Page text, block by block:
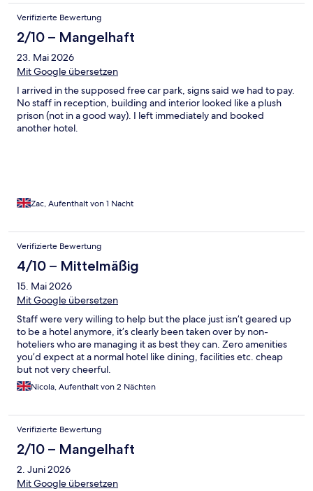
Verifizierte Bewertung
2/10 – Mangelhaft
23. Mai 2026
Mit Google übersetzen
I arrived in the supposed free car park, signs said we had to pay.
No staff in reception, building and interior looked like a plush
prison (not in a good way). I left immediately and booked
another hotel.
Zac, Aufenthalt von 1 Nacht
Verifizierte Bewertung
4/10 – Mittelmäßig
15. Mai 2026
Mit Google übersetzen
Staff were very willing to help but the place just isn’t geared up
to be a hotel anymore, it’s clearly been taken over by non-
hoteliers who are managing it as best they can. Zero amenities
you’d expect at a normal hotel like dining, facilities etc. cheap
but not very cheerful.
Nicola, Aufenthalt von 2 Nächten
Verifizierte Bewertung
2/10 – Mangelhaft
2. Juni 2026
Mit Google übersetzen